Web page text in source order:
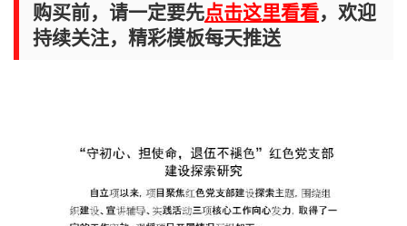
购买前，请一定要先点击这里看看，欢迎
持续关注，精彩模板每天推送